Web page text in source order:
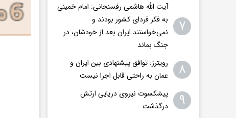
۷
آیت الله هاشمی رفسنجانی: امام خمینی
به فکر فردای کشور بودند و
نمی‌خواستند ایران بعد از خودشان، در
جنگ بماند
۸
رویترز: توافق پیشنهادی بین ایران و
عمان به راحتی قابل اجرا نیست
۹
پیشکسوت نیروی دریایی ارتش
درگذشت